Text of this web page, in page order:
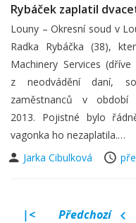
Rybáček zaplatil
Louny – Okresní soud v
Radka Rybáčka (38),
Machinery Services
z neodvádění daní,
zaměstnanců v
2013. Pojistné bylo
vagonka ho nezaplatila.…
Jarka Cibulková
|< Předchozí